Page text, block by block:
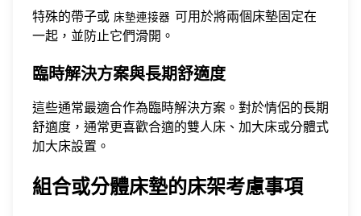
特殊的帶子或 床墊連接器 可用於將兩個床墊固定在
一起，並防止它們滑開。
臨時解決方案與長期舒適度
這些通常最適合作為臨時解決方案。對於情侶的長期
舒適度，通常更喜歡合適的雙人床、加大床或分體式
加大床設置。
組合或分體床墊的床架考慮事項